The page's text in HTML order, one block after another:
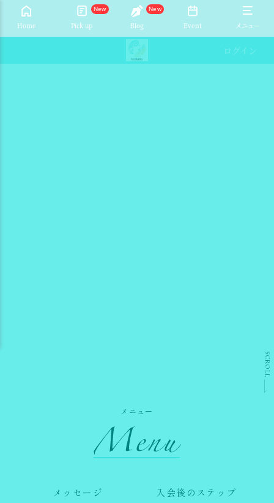
Home
New
Pick up
New
Blog Event メニュー
ログイン
SCROLL
メニュー
メッセージ 入会後のステップ